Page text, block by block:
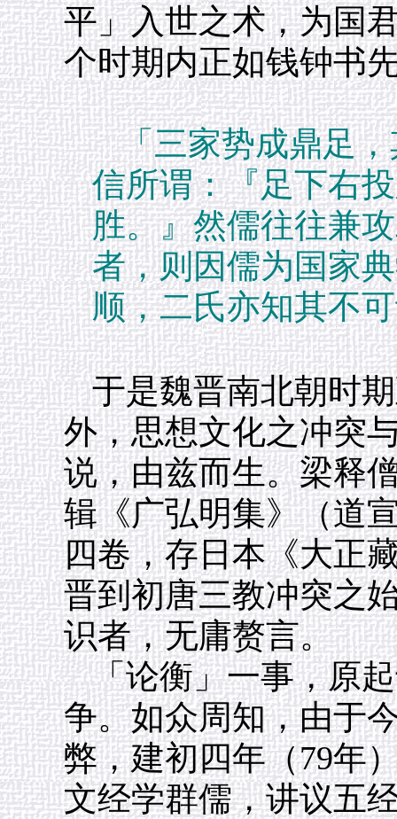
平」入世之术，为国
个时期内正如钱钟书
「三家势成鼎足
信所谓：『足下右
胜。』然儒往往兼
者，则因儒为国家
顺，二氏亦知其不
于是魏晋南北朝时
外，思想文化之冲突
说，由兹而生。梁释
辑《广弘明集》（道
四卷，存日本《大正
晋到初唐三教冲突之
识者，无庸赘言。
「论衡」一事，原
争。如众周知，由于
弊，建初四年（79年
文经学群儒，讲议五